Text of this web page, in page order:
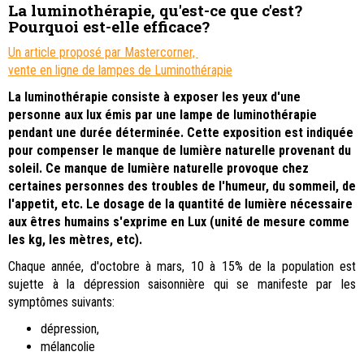
La luminothérapie, qu'est-ce que c'est?
Pourquoi est-elle efficace?
Un article proposé par Mastercorner,
vente en ligne de lampes de Luminothérapie
La luminothérapie consiste à exposer les yeux d'une
personne aux lux émis par une lampe de luminothérapie
pendant une durée déterminée. Cette exposition est indiquée
pour compenser le manque de lumière naturelle provenant du
soleil. Ce manque de lumière naturelle provoque chez
certaines personnes des troubles de l'humeur, du sommeil, de
l'appetit, etc. Le dosage de la quantité de lumière nécessaire
aux êtres humains s'exprime en Lux (unité de mesure comme
les kg, les mètres, etc).
Chaque année, d'octobre à mars, 10 à 15% de la population est
sujette à la dépression saisonnière qui se manifeste par les
symptômes suivants:
dépression,
mélancolie